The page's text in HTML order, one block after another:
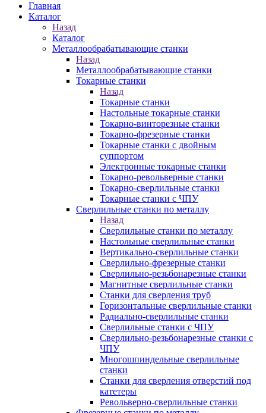
Главная
Каталог
Назад
Каталог
Металлообрабатывающие станки
Назад
Металлообрабатывающие станки
Токарные станки
Назад
Токарные станки
Настольные токарные станки
Токарно-винторезные станки
Токарно-фрезерные станки
Токарные станки с двойным
суппортом
Электронные токарные станки
Токарно-револьверные станки
Токарно-сверлильные станки
Токарные станки с ЧПУ
Сверлильные станки по металлу
Назад
Сверлильные станки по металлу
Настольные сверлильные станки
Вертикально-сверлильные станки
Сверлильно-фрезерные станки
Сверлильно-резьбонарезные станки
Магнитные сверлильные станки
Станки для сверления труб
Горизонтальные сверлильные станки
Радиально-сверлильные станки
Сверлильные станки с ЧПУ
Сверлильно-резьбонарезные станки с
ЧПУ
Многошпиндельные сверлильные
станки
Станки для сверления отверстий под
катетеры
Револьверно-сверлильные станки